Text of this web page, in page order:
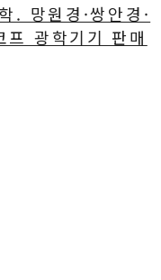
. 망원경·쌍안경·
프 광학기기 판매